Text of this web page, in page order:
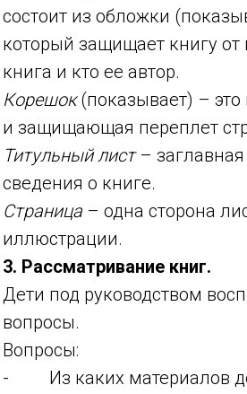
состоит из обложки
который защищает книгу
книга и кто ее автор.
Корешок(показывает) –
и защищающая переплет
Титульный лист –
сведения о книге.
Страница – одна сторона
иллюстрации.
3. Рассматривание книг.
Дети под руководством
вопросы.
Вопросы:
- Из каких материалов